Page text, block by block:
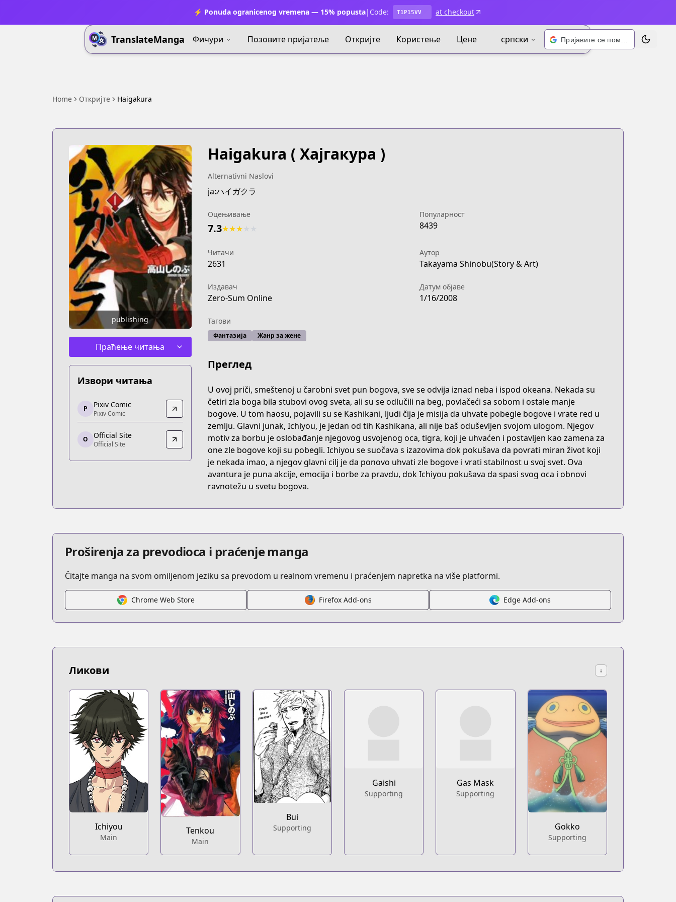
⚡ Ponuda ogranicenog vremena — 15% popusta| Code: T1P15VV at checkout
TranslateManga Фичури Позовите пријатеље Откријте Користење Цене српски Промени
Home Откријте Haigakura
publishing
Праћење читања
Извори читања
Pixiv Comic
Pixiv Comic
https://comic.pixiv.net/works/1848
Official Site
Official Site
https://online.ichijinsha.co.jp/zerosum/comic/haigakura
P Pixiv Comic
Pixiv Comic
O Official Site
Official Site
Haigakura ( Хајгакура )
Alternativni Naslovi
ja:ハイガクラ
Оцењивање
7.3★★★
Популарност
8439
Читачи
2631
Аутор
Takayama Shinobu(Story & Art)
Издавач
Zero-Sum Online
Датум објаве
1/16/2008
Тагови
Фантазија Жанр за жене
Преглед
U ovoj priči, smeštenoj u čarobni svet pun bogova, sve se odvija iznad neba i ispod okeana. Nekada su
četiri zla boga bila stubovi ovog sveta, ali su se odlučili na beg, povlačeći sa sobom i ostale manje
bogove. U tom haosu, pojavili su se Kashikani, ljudi čija je misija da uhvate pobegle bogove i vrate red u
zemlju. Glavni junak, Ichiyou, je jedan od tih Kashikana, ali nije baš oduševljen svojom ulogom. Njegov
motiv za borbu je oslobađanje njegovog usvojenog oca, tigra, koji je uhvaćen i postavljen kao zamena za
one zle bogove koji su pobegli. Ichiyou se suočava s izazovima dok pokušava da povrati miran život koji
je nekada imao, a njegov glavni cilj je da ponovo uhvati zle bogove i vrati stabilnost u svoj svet. Ova
avantura je puna akcije, emocija i borbe za pravdu, dok Ichiyou pokušava da spasi svog oca i obnovi
ravnotežu u svetu bogova.
Proširenja za prevodioca i praćenje manga
Čitajte manga na svom omiljenom jeziku sa prevodom u realnom vremenu i praćenjem napretka na više platformi.
Chrome Web Store Firefox Add-ons Edge Add-ons
Ликови ↓
Ichiyou
Main
Tenkou
Main
Bui
Supporting
Gaishi
Supporting
Gas Mask
Supporting
Gokko
Supporting